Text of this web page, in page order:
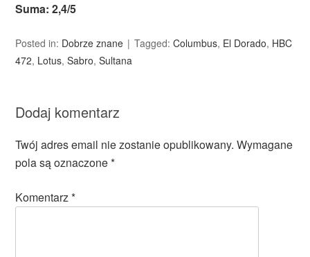
Suma: 2,4/5
Posted in: Dobrze znane Tagged:Columbus, El Dorado, HBC
472, Lotus,Sabro,Sultana
Dodaj komentarz
Twój adres email nie zostanie opublikowany. Wymagane
pola są oznaczone*
Komentarz*